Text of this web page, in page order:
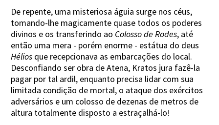
De repente, uma misteriosa águia surge nos céus,
tomando-lhe magicamente quase todos os poderes
divinos e os transferindo ao Colosso de Rodes, até
então uma mera - porém enorme - estátua do deus
Hélios que recepcionava as embarcações do local.
Desconfiando ser obra de Atena, Kratos jura fazê-la
pagar por tal ardil, enquanto precisa lidar com sua
limitada condição de mortal, o ataque dos exércitos
adversários e um colosso de dezenas de metros de
altura totalmente disposto a estraçalhá-lo!